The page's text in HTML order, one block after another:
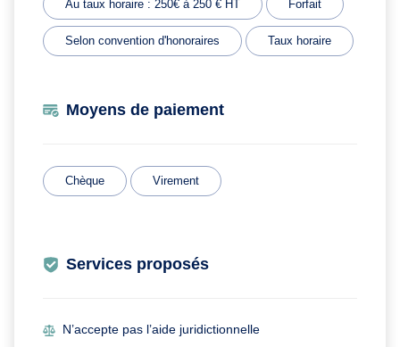
Au taux horaire : 250€ à 250 € HT Forfait
Selon convention d'honoraires Taux horaire
Moyens de paiement
Chèque Virement
Services proposés
N’accepte pas l’aide juridictionnelle